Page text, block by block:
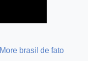
More brasil de fato